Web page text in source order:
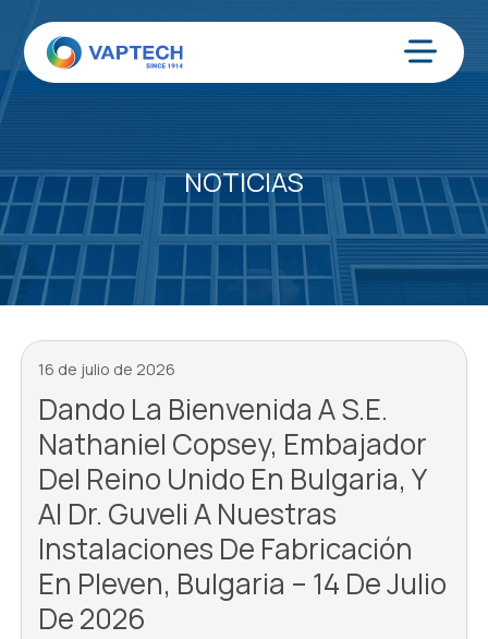
contenido
Menú
NOTICIAS
16 de julio de 2026
Dando La Bienvenida A S.E.
Nathaniel Copsey, Embajador
Del Reino Unido En Bulgaria, Y
Al Dr. Guveli A Nuestras
Instalaciones De Fabricación
En Pleven, Bulgaria – 14 De Julio
De 2026